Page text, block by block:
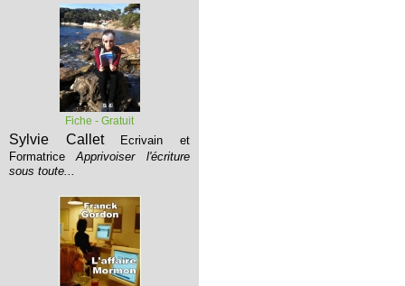
Fiche - Gratuit
Sylvie Callet
Ecrivain et
Formatrice
Apprivoiser l'écriture
sous toute...